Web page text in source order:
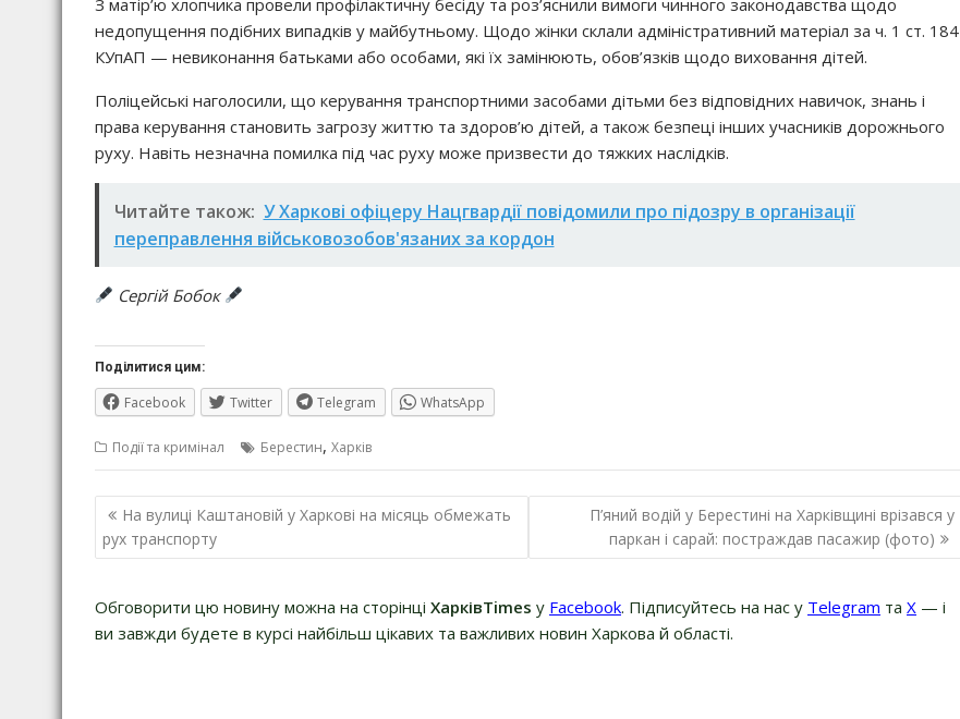
З матір’ю хлопчика провели профілактичну бесіду та роз’яснили вимоги чинного законодавства щодо
недопущення подібних випадків у майбутньому. Щодо жінки склали адміністративний матеріал за ч. 1 ст. 184
КУпАП — невиконання батьками або особами, які їх замінюють, обов’язків щодо виховання дітей.
Поліцейські наголосили, що керування транспортними засобами дітьми без відповідних навичок, знань і
права керування становить загрозу життю та здоров’ю дітей, а також безпеці інших учасників дорожнього
руху. Навіть незначна помилка під час руху може призвести до тяжких наслідків.
Читайте також: У Харкові офіцеру Нацгвардії повідомили про підозру в організації
переправлення військовозобов'язаних за кордон
Сергій Бобок
Поділитися цим:
Facebook Twitter Telegram WhatsApp
Події та кримінал Берестин, Харків
Навігація
записів
На вулиці Каштановій у Харкові на місяць обмежать
рух транспорту
П’яний водій у Берестині на Харківщині врізався у
паркан і сарай: постраждав пасажир (фото)
Обговорити цю новину можна на сторінці ХарківTimes у Facebook. Підписуйтесь на нас у Telegram та Х — і
ви завжди будете в курсі найбільш цікавих та важливих новин Харкова й області.